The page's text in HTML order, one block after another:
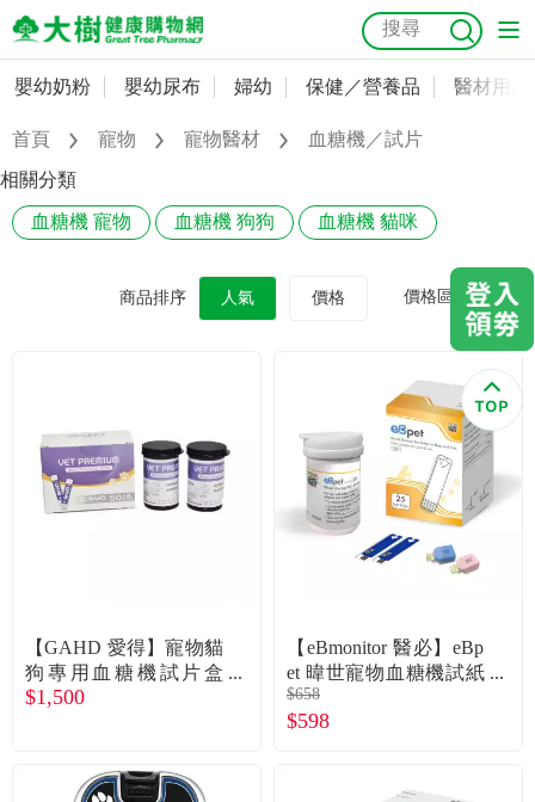
嬰幼奶粉
婦幼
保健／營養品
美容／個人清潔
名人嚴選
抗菌
奶瓶奶嘴
會員資料及密碼修改
訂單查詢
優惠券領取
嬰幼奶粉 嬰幼尿布 婦幼 保健／營養品 醫材用品
首頁 寵物 寵物醫材
血糖機／試片
相關分類
血糖機 寵物 血糖機 狗狗 血糖機 貓咪
商品排序 人氣 價格 價格區間
【GAHD 愛得】寵物貓
狗專用血糖機試片盒
（50入）（廠商直送）
$1,500
【eBmonitor 醫必】eBp
et 暐世寵物血糖機試紙
（25片裝）（廠商直
送）
$658
$598